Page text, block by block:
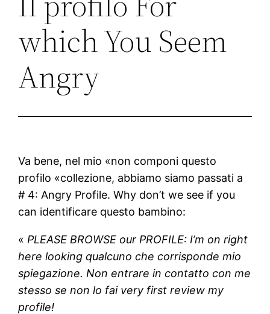
which You Seem
Angry
Va bene, nel mio «non componi questo
profilo «collezione, abbiamo siamo passati a
# 4: Angry Profile. Why don’t we see if you
can identificare questo bambino:
« PLEASE BROWSE our PROFILE: I’m on right
here looking qualcuno che corrisponde mio
spiegazione. Non entrare in contatto con me
stesso se non lo fai very first review my
profile!